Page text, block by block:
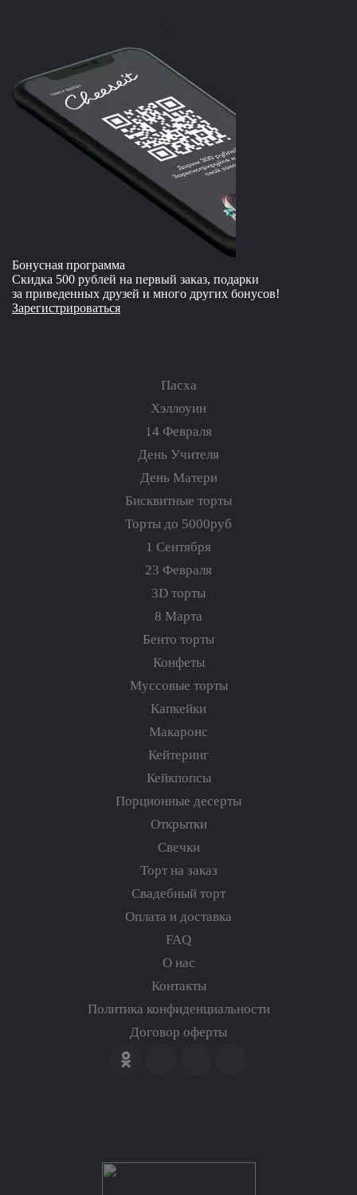
Бонусная программа
Скидка 500 рублей на первый заказ, подарки
за приведенных друзей и много других бонусов!
Зарегистрироваться
Пасха
Хэллоуин
14 Февраля
День Учителя
День Матери
Бисквитные торты
Торты до 5000руб
1 Сентября
23 Февраля
3D торты
8 Марта
Бенто торты
Конфеты
Муссовые торты
Капкейки
Макаронс
Кейтеринг
Кейкпопсы
Порционные десерты
Открытки
Свечки
Торт на заказ
Свадебный торт
Оплата и доставка
FAQ
О нас
Контакты
Политика конфиденциальности
Договор оферты